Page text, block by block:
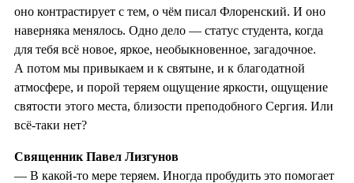
оно контрастирует с тем, о чём писал Флоренский. И оно
наверняка менялось. Одно дело — статус студента, когда
для тебя всё новое, яркое, необыкновенное, загадочное.
А потом мы привыкаем и к святыне, и к благодатной
атмосфере, и порой теряем ощущение яркости, ощущение
святости этого места, близости преподобного Сергия. Или
всё-таки нет?
Священник Павел Лизгунов
— В какой-то мере теряем. Иногда пробудить это помогает